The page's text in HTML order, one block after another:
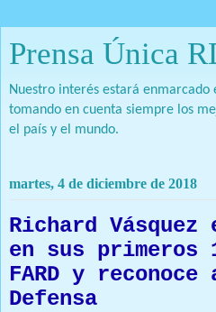
Prensa Única
Nuestro interés estará
tomando en cuenta siempre los
el país y el mundo.
martes, 4 de diciembre de 2018
Richard
en sus primeros
FARD y
Defensa